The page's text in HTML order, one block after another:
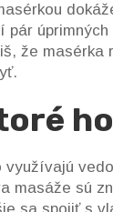
že
masáže sú